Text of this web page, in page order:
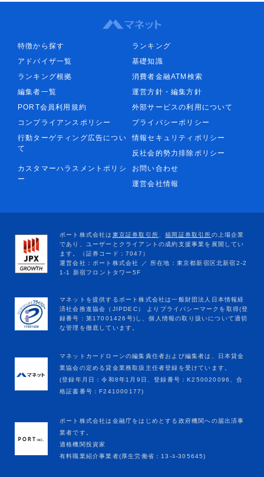
特徴から探す
ランキング
アドバイザ一覧
基礎知識
ランキング根拠
消費者金融ATM検索
編集者一覧
運営方針・編集方針
PORT会員利用規約
外部サービスの利用について
コンプライアンスポリシー
プライバシーポリシー
行動ターゲティング広告につい
て
情報セキュリティポリシー
反社会的勢力排除ポリシー
カスタマーハラスメントポリシ
ー
お問い合わせ
運営会社情報
マネットカードローンの編集責任者および編集者は、日本貸金
業協会の定める貸金業務取扱主任者登録を受けています。
(登録年月日：令和8年1月9日、登録番号：K250020096、合
格証書番号：F241000177)
ポート株式会社は金融庁をはじめとする政府機関への届出済事
業者です。
適格機関投資家
有料職業紹介事業者(厚生労働省：13-ﾕ-305645)